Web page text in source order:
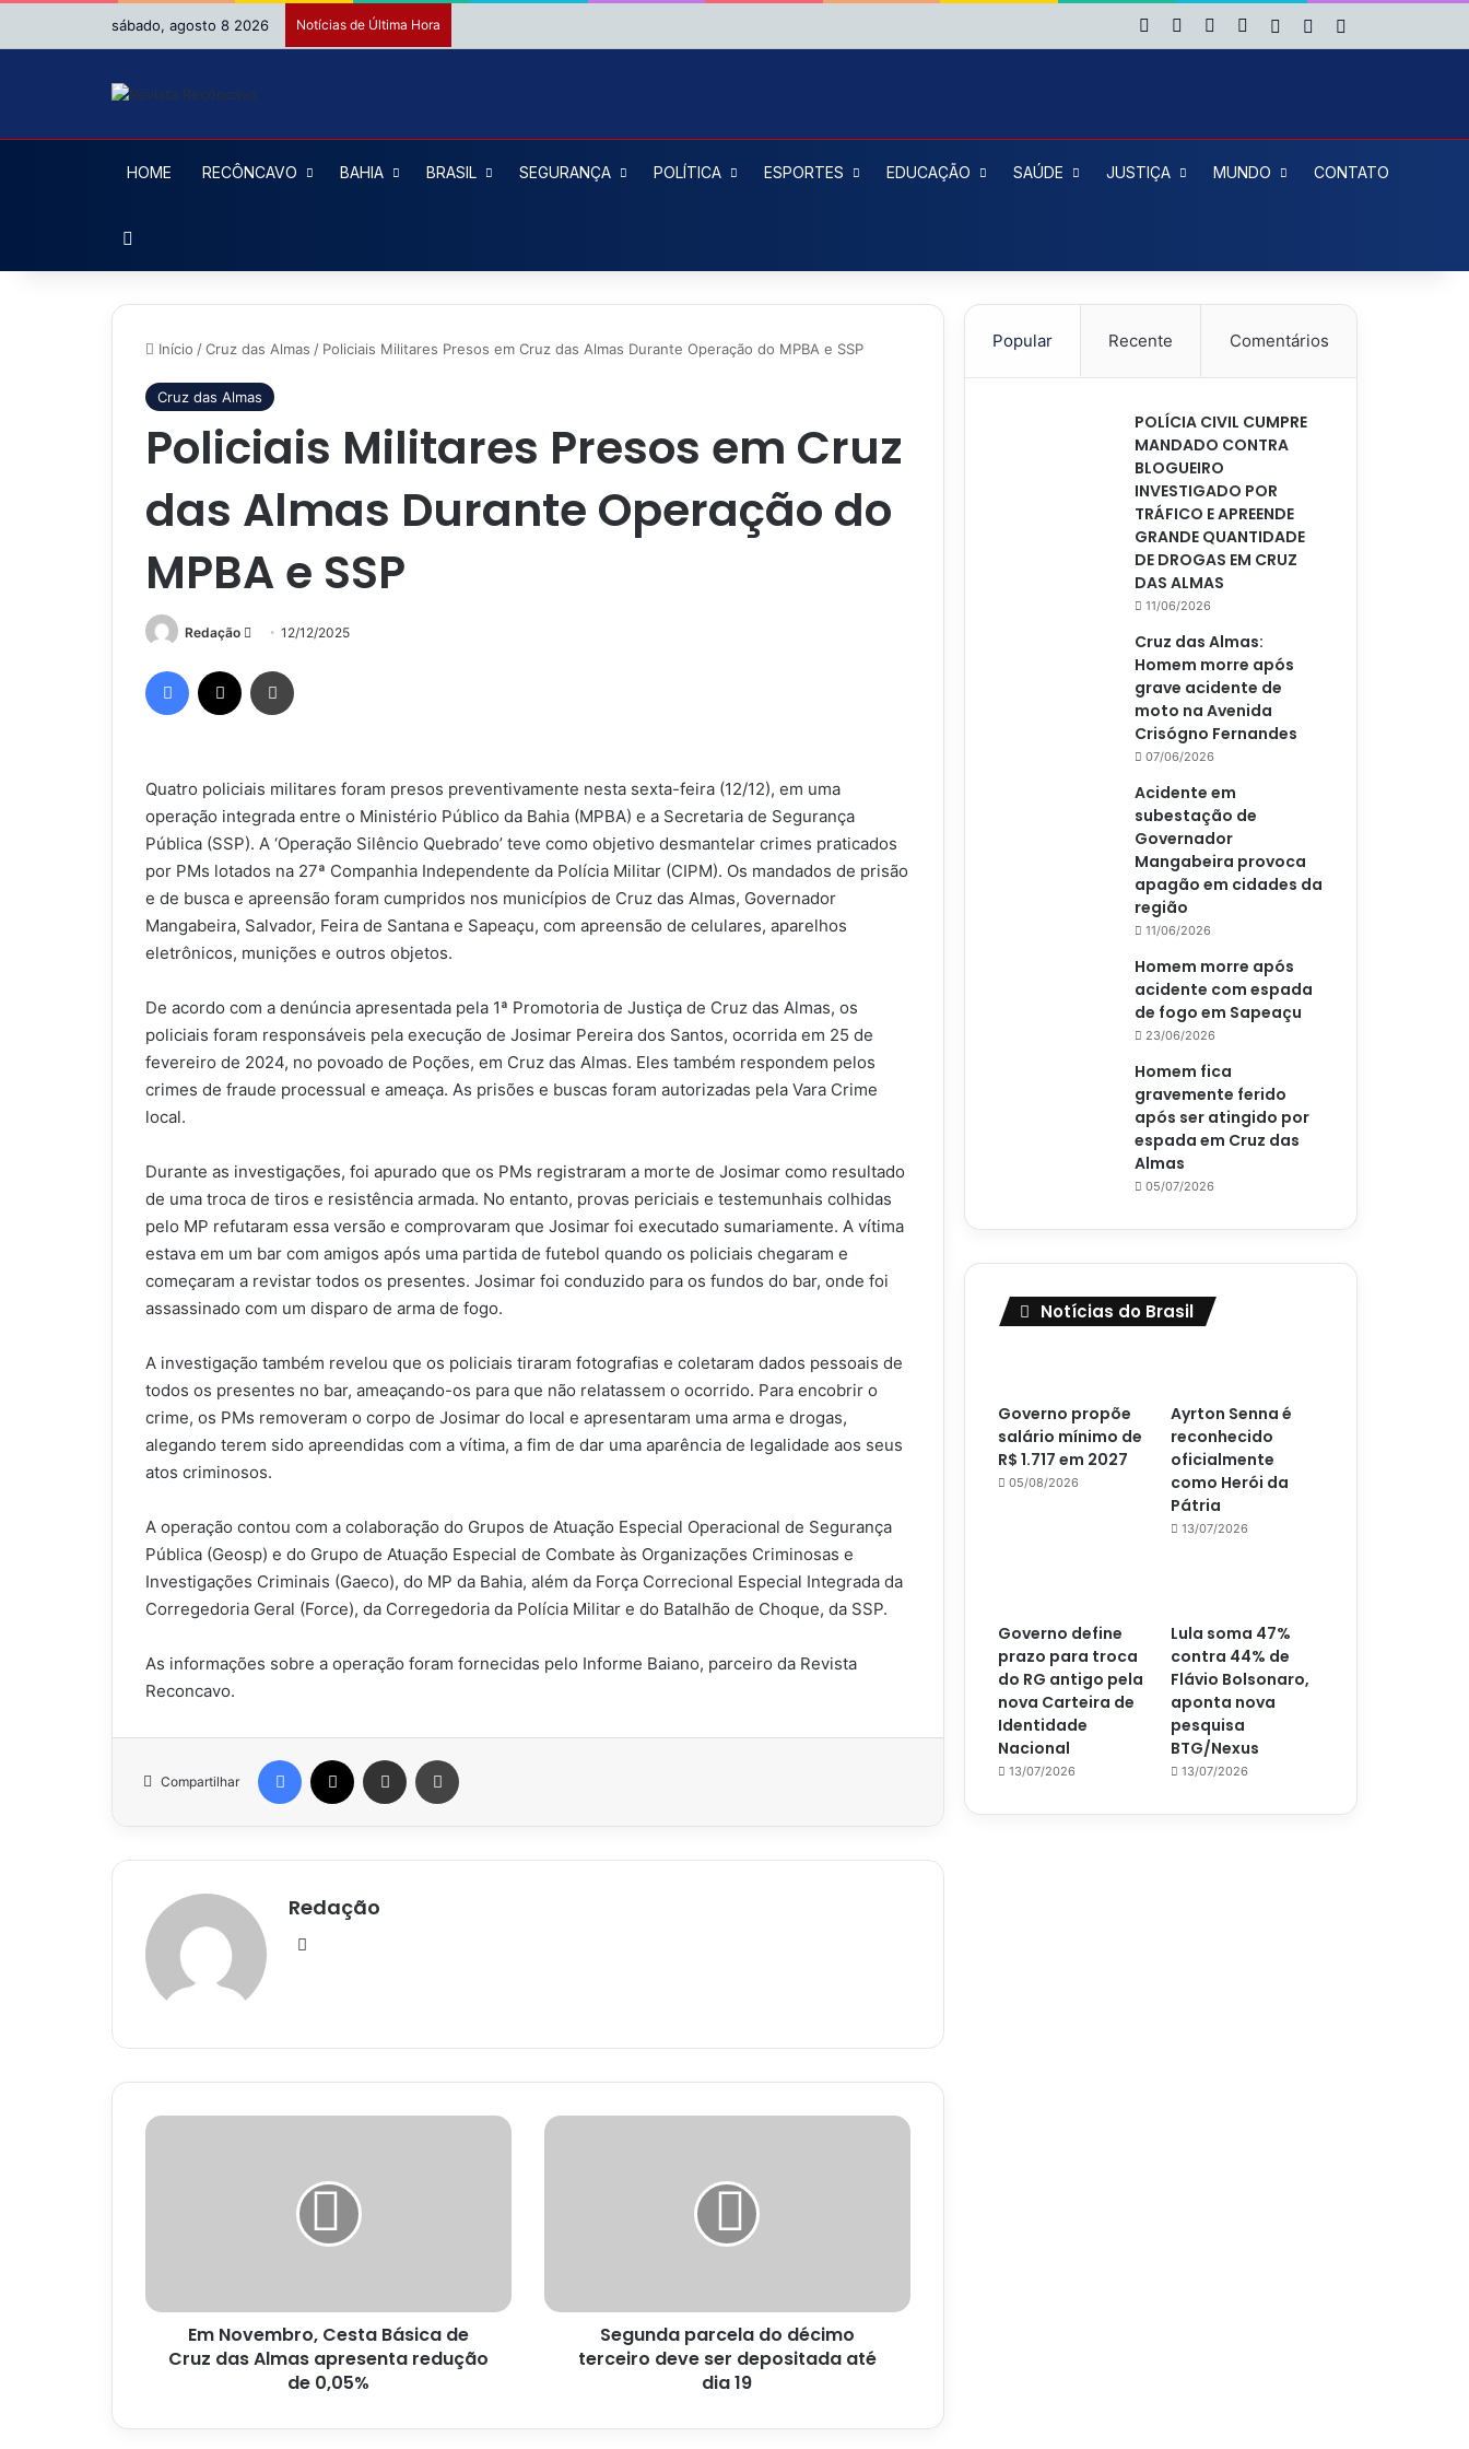
sábado, agosto 8 2026 Notícias de Última Hora Facebook YouTubeInstagram
Entrar Artigo aleatório
HOME RECÔNCAVO BAHIA BRASIL SEGURANÇA POLÍTICA ESPORTES EDUCAÇÃO SAÚDE JUSTIÇA MUNDO CONTATO
Início / Cruz das Almas / Policiais Militares Presos em Cruz das Almas Durante Operação do MPBA e SSP
Cruz das Almas
Policiais Militares Presos em Cruz
das Almas Durante Operação do
MPBA e SSP
Redação
Mande
e-
mail
12/12/2025
Facebook
Quatro policiais militares foram presos preventivamente nesta sexta-feira (12/12), em uma
operação integrada entre o Ministério Público da Bahia (MPBA) e a Secretaria de Segurança
Pública (SSP). A ‘Operação Silêncio Quebrado’ teve como objetivo desmantelar crimes praticados
por PMs lotados na 27ª Companhia Independente da Polícia Militar (CIPM). Os mandados de prisão
e de busca e apreensão foram cumpridos nos municípios de Cruz das Almas, Governador
Mangabeira, Salvador, Feira de Santana e Sapeaçu, com apreensão de celulares, aparelhos
eletrônicos, munições e outros objetos.
De acordo com a denúncia apresentada pela 1ª Promotoria de Justiça de Cruz das Almas, os
policiais foram responsáveis pela execução de Josimar Pereira dos Santos, ocorrida em 25 de
fevereiro de 2024, no povoado de Poções, em Cruz das Almas. Eles também respondem pelos
crimes de fraude processual e ameaça. As prisões e buscas foram autorizadas pela Vara Crime
local.
Durante as investigações, foi apurado que os PMs registraram a morte de Josimar como resultado
de uma troca de tiros e resistência armada. No entanto, provas periciais e testemunhais colhidas
pelo MP refutaram essa versão e comprovaram que Josimar foi executado sumariamente. A vítima
estava em um bar com amigos após uma partida de futebol quando os policiais chegaram e
começaram a revistar todos os presentes. Josimar foi conduzido para os fundos do bar, onde foi
assassinado com um disparo de arma de fogo.
A investigação também revelou que os policiais tiraram fotografias e coletaram dados pessoais de
todos os presentes no bar, ameaçando-os para que não relatassem o ocorrido. Para encobrir o
crime, os PMs removeram o corpo de Josimar do local e apresentaram uma arma e drogas,
alegando terem sido apreendidas com a vítima, a fim de dar uma aparência de legalidade aos seus
atos criminosos.
A operação contou com a colaboração do Grupos de Atuação Especial Operacional de Segurança
Pública (Geosp) e do Grupo de Atuação Especial de Combate às Organizações Criminosas e
Investigações Criminais (Gaeco), do MP da Bahia, além da Força Correcional Especial Integrada da
Corregedoria Geral (Force), da Corregedoria da Polícia Militar e do Batalhão de Choque, da SSP.
As informações sobre a operação foram fornecidas pelo Informe Baiano, parceiro da Revista
Reconcavo.
Compartilhar
Facebook Compartilhar via e-mail
Redação
Em
apresenta
reduçãoEm Novembro, Cesta Básica de
Cruz das Almas apresenta redução
de 0,05%
Segunda
até
Segunda parcela do décimo
terceiro deve ser depositada até
dia 19
Popular Recente Comentários
POLÍCIA CIVIL CUMPRE
MANDADO CONTRA
BLOGUEIRO
INVESTIGADO POR
TRÁFICO E APREENDE
GRANDE QUANTIDADE
DE DROGAS EM CRUZ
DAS ALMAS
11/06/2026
Cruz das Almas:
Homem morre após
grave acidente de
moto na Avenida
Crisógno Fernandes
07/06/2026
Acidente em
subestação de
Governador
Mangabeira provoca
apagão em cidades da
região
11/06/2026
Homem morre após
acidente com espada
de fogo em Sapeaçu
23/06/2026
Homem fica
gravemente ferido
após ser atingido por
espada em Cruz das
Almas
05/07/2026
Notícias do Brasil
Governo propõe
salário mínimo de
R$ 1.717 em 2027
05/08/2026
Ayrton Senna é
reconhecido
oficialmente
como Herói da
Pátria
13/07/2026
Governo define
prazo para troca
do RG antigo pela
nova Carteira de
Identidade
Nacional
13/07/2026
Lula soma 47%
contra 44% de
Flávio Bolsonaro,
aponta nova
pesquisa
BTG/Nexus
13/07/2026